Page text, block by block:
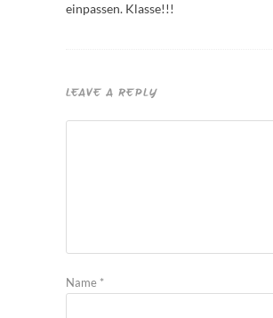
einpassen. Klasse!!!
LEAVE A REPLY
Name *